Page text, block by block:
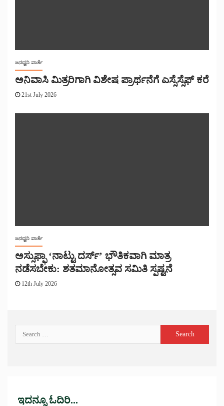
ಜನಧ್ವನಿ ವಾರ್ತೆ
ಅನಿವಾಸಿ ಮಿತ್ರರಿಗಾಗಿ ವಿಶೇಷ ಪ್ರಾರ್ಥನೆಗೆ ಎಸ್ಸೆಸ್ಸೆಫ್ ಕರೆ
21st July 2026
ಜನಧ್ವನಿ ವಾರ್ತೆ
ಅಸ್ಸುಫ್ಫಾ ‘ನಾಟ್ಟು ದರ್ಸ್’ ಭೌತಿಕವಾಗಿ ಮಾತ್ರ
ನಡೆಸಬೇಕು: ಶತಮಾನೋತ್ಸವ ಸಮಿತಿ ಸ್ಪಷ್ಟನೆ
12th July 2026
ಇದನ್ನೂ ಓದಿರಿ...